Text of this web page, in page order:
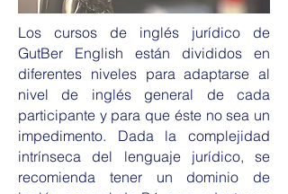
Los cursos de inglés jurídico de
GutBer English están divididos en
diferentes niveles para adaptarse al
nivel de inglés general de cada
participante y para que éste no sea un
impedimento. Dada la complejidad
intrínseca del lenguaje jurídico, se
recomienda tener un dominio de